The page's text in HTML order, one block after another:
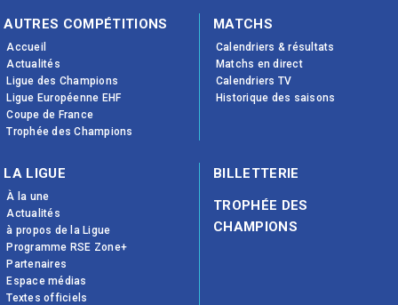
AUTRES COMPÉTITIONS
Accueil
Actualités
Ligue des Champions
Ligue Européenne EHF
Coupe de France
Trophée des Champions
MATCHS
Calendriers & résultats
Matchs en direct
Calendriers TV
Historique des saisons
LA LIGUE
À la une
Actualités
à propos de la Ligue
Programme RSE Zone+
Partenaires
Espace médias
Textes officiels
BILLETTERIE
TROPHÉE DES
CHAMPIONS